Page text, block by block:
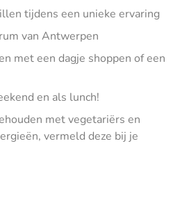
tijdens een unieke ervaring
van Antwerpen
met een dagje shoppen of een
en als lunch!
met vegetariërs en
vermeld deze bij je